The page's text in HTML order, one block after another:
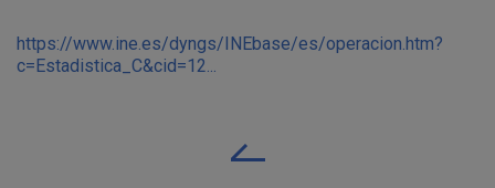
https://www.ine.es/dyngs/INEbase/es/operacion.htm?
c=Estadistica_C&cid=12...